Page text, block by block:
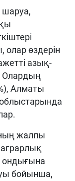
шаруа,
өздерін
азық-
Олардың
Алматы
жалпы
ондығына
бойынша,